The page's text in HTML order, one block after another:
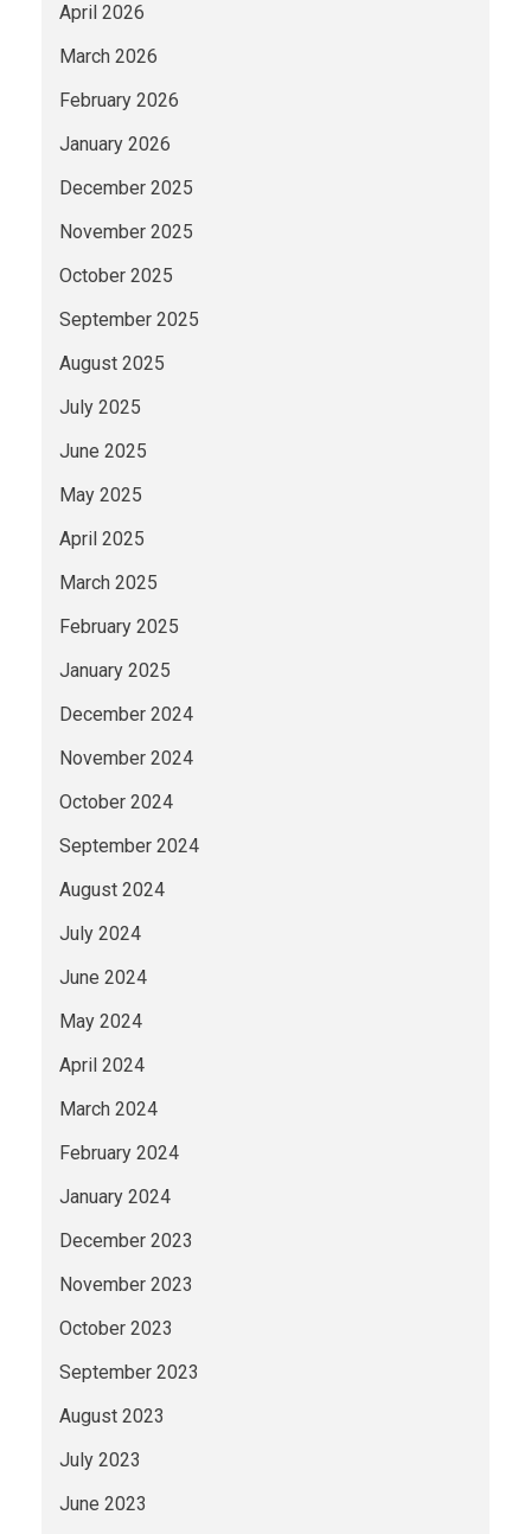
April 2026
March 2026
February 2026
January 2026
December 2025
November 2025
October 2025
September 2025
August 2025
July 2025
June 2025
May 2025
April 2025
March 2025
February 2025
January 2025
December 2024
November 2024
October 2024
September 2024
August 2024
July 2024
June 2024
May 2024
April 2024
March 2024
February 2024
January 2024
December 2023
November 2023
October 2023
September 2023
August 2023
July 2023
June 2023